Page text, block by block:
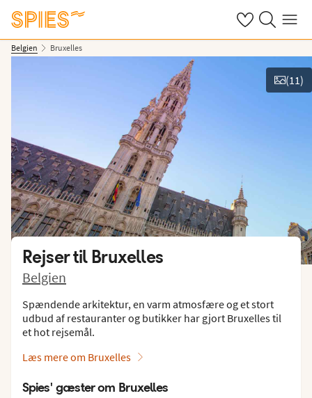
Se dine gemte
Søg påMenu
Belgien Bruxelles
Vis billeder
(11)
Rejser til Bruxelles
Belgien
Spændende arkitektur, en varm atmosfære og et stort
udbud af restauranter og butikker har gjort Bruxelles til
et hot rejsemål.
Læs mere om Bruxelles
Spies' gæster om Bruxelles